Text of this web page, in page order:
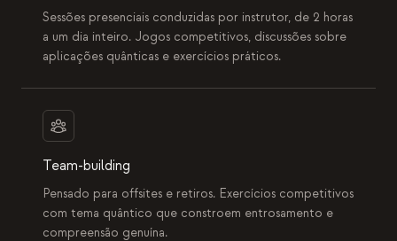
Sessões presenciais conduzidas por instrutor, de 2 horas
a um dia inteiro. Jogos competitivos, discussões sobre
aplicações quânticas e exercícios práticos.
Team-building
Pensado para offsites e retiros. Exercícios competitivos
com tema quântico que constroem entrosamento e
compreensão genuína.